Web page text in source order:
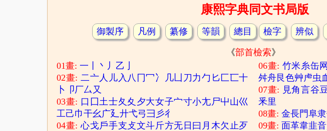
康熙字典同文书局版
御製序 凡例 纂修 等韻 總目 檢字 辨似
《部首檢索》
01畫:一 丶 丿 乙
02畫:二亠人 儿入 八 冂冖 冫 几凵 刀 力勹 匕 匚匸十
卜
卩厂厶 又
03畫: 口 囗土士夂 夊 夕大女子宀寸小尢尸屮山巛
工己巾干幺 广廴廾弋弓彐 彡彳
04畫:心戈戶手支 攴文斗斤方无 日 曰 月 木欠止歹
06畫: 竹米 糸缶网
舛舟艮色艸虍虫
07畫: 見角言谷
釆里
08畫:金長門阜隶
09畫: 面革韋韭音